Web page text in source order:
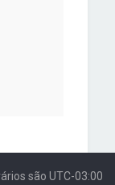
são UTC-03:00